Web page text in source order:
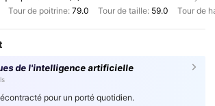
Tour de poitrine:79.0 Tour de taille: 59.0 Tour de
de l'intelligence artificielle
pour un porté quotidien.